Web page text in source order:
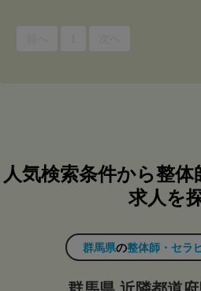
人気検索条件から整
求人を
群馬県の整体師・セラ